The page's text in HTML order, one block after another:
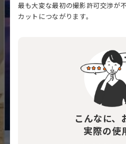
最も大変な最初の撮影許可交渉が
カットにつながります。
こんなに、
実際の使